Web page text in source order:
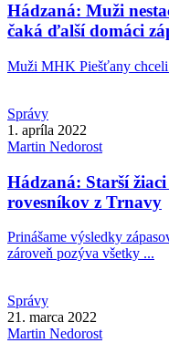
Hádzaná: Muži
čaká ďalší domáci
Muži MHK Piešťany chceli
Správy
1. apríla 2022
Martin Nedorost
Hádzaná: Starší
rovesníkov z Trnavy
Prinášame výsledky
zároveň pozýva všetky ...
Správy
21. marca 2022
Martin Nedorost